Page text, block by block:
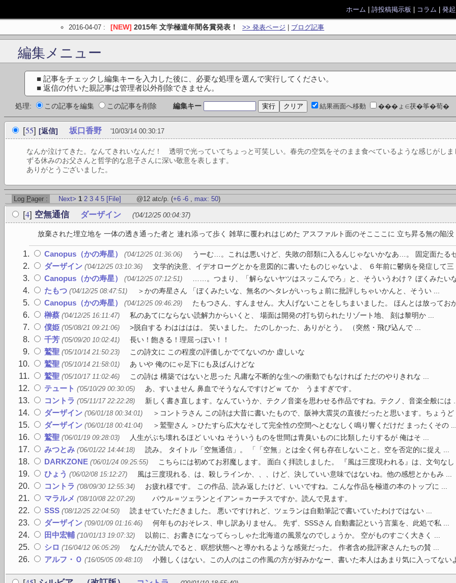
ホーム 詩投稿掲示板 コラム 発
2016-04-07 : [NEW] 2015年 文学極道年間各賞発表！ >> 発表ページ ブログ記事
編集メニュー
■ 記事をチェックし編集キーを入力した後に、必要な処理を選んで実行してください。
■ 返信の付いた親記事は管理者以外削除できません。
処理: この記事を編集 この記事を削除 編集キー 結果画面へ移動 ���ょ∈茯�筝�荀�
[55] [返信] 坂口香野 '10/03/14 00:30:17
なんか泣けてきた。なんてきれいなんだ！ 透明で光っていてちょっと可笑しい。春先の空気をそのまま食べているような感じがしま
ずる休みのお父さんと哲学的な息子さんに深い敬意を表します。
ありがとうございました。
Log Pager : Next> 1 2 3 4 5 [File] @12 atc/p. (+6 -6, max: 50)
[4] 空無通信 ダーザイン ('04/12/25 00:04:37)
放棄された埋立地を 一体の透き通った者と 連れ添って歩く 雑草に覆われはじめた アスファルト面のそこここに 立ち昇る無の陥没
Canopus（かの寿星） ('04/12/25 01:36:06) うーむ…。これは悪いけど、失敗の部類に入るんじゃないかなあ…。 固定面たる
ダーザイン ('04/12/25 03:10:36) 文学的決意、イデオローグとかを意図的に書いたものじゃないよ、 ６年前に鬱病を発症して三
Canopus（かの寿星） ('04/12/25 07:12:51) ……。つまり、「解らないヤツはスッこんでろ」と、そういうわけ？ ぼくみたい
たもつ ('04/12/25 08:47:51) ＞かの寿星さん 「ぼくみたいな、無名のヘタレがいっちょ前に批評しちゃいかんと、そうい ...
Canopus（かの寿星） ('04/12/25 09:46:29) たもつさん、すんません。大人げないことをしちまいました。 ほんとは放ってお
榊蔡 ('04/12/25 16:11:47) 私のあてにならない読解力からいくと、 場面は開発の打ち切られたリゾート地、 刻は黎明か ...
僕姫 ('05/08/21 09:21:06) >脱自する わはははは。 笑いました。 たのしかった、ありがとう。 （突然・飛び込んで ...
千芳 ('05/09/20 10:02:41) 長い！飽きる！理屈っぽい！！
鷲聖 ('05/10/14 21:50:23) この詩文に この程度の評価しかでてないのか 虚しいな
鷲聖 ('05/10/14 21:58:01) あ いや 俺のにゃ足下にも及ばんけどな
鷲聖 ('05/10/17 11:02:46) この詩は 構築ではないと思った 凡庸な不断的な生への衝動でもなければ ただのやりきれな ...
テュート ('05/10/29 00:30:05) あ、すいません 鼻血でそうなんですけどｗ てか うますぎです。
コントラ ('05/11/17 22:22:28) 新しく書き直します。なんていうか、テクノ音楽を思わせる作品ですね。テクノ、音楽全般には ...
ダーザイン ('06/01/18 00:34:01) ＞コントラさん この詩は大昔に書いたもので、阪神大震災の直後だったと思います。ちょうど
ダーザイン ('06/01/18 00:41:04) ＞鷲聖さん ＞ひたすら広大なそして完全性の空間へとむなしく鳴り響くだけだ まったくその ...
鷲聖 ('06/01/19 09:28:03) 人生がぶち壊れるほど いいね そういうものを世間は青臭いものに比類したりするが 俺はそ ...
みつとみ ('06/01/22 14:44:18) 読み。 タイトル「空無通信」。 「「空無」とは全く何も存在しないこと。空を否定的に捉え ...
DARKZONE ('06/01/24 09:25:55) こちらには初めてお邪魔します。 面白く拝読しました。 『風は三度現われる』は、文句なし
ひょう ('06/02/08 15:12:27) 風は三度現れる、は、殺しラインか、、、けど、決していい意味ではないね。他の感想とかもみ ...
コントラ ('08/09/30 12:55:34) お疲れ様です。 この作品、読み返したけど、いいですね。こんな作品を極道の本のトップに ...
マラルメ ('08/10/08 22:07:29) パウル＝ツェランとイアン＝カーチスですか。読んで見ます。
SSS ('08/12/25 22:04:50) 読ませていただきました。 悪いですけれど、ツェランは自動筆記で書いていたわけではない ...
ダーザイン ('09/01/09 01:16:46) 何年ものおそレス、申し訳ありません。 先ず、SSSさん 自動書記という言葉を、此処で私 ...
田中宏輔 ('10/01/13 19:07:32) 以前に、お書きになってらっしゃた北海道の風景なのでしょうか。 空がものすごく大きく ...
シロ ('16/04/12 06:05:29) なんだか読んでると、瞑想状態へと導かれるような感覚だった。 作者含め批評家さんたちの賛 ...
アルフ・Ｏ ('16/05/05 09:48:10) 小難しくはない。この人のはこの作風の方が好みかなー、書いた本人はあまり気に入ってない